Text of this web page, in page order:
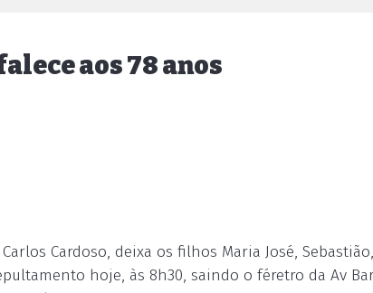
aos 78 anos
Carlos Cardoso, deixa os filhos Maria José,
hoje, às 8h30, saindo o féretro da Av